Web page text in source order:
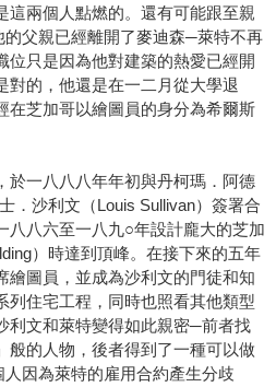
這兩個人點燃的。還有可能跟至親
父親已經離開了麥迪森─萊特不再
位只是因為他對建築的熱愛已經開
對的，他還是在一二月從大學退
在芝加哥以繪圖員的身分為希爾斯
於一八八八年年初與丹柯瑪．阿德
．沙利文（Louis Sullivan）簽署合
八八六至一八九○年設計龐大的芝加
）時達到頂峰。在接下來的五年
繪圖員，並成為沙利文的門徒和知
列住宅工程，同時也照看其他類型
利文和萊特變得如此親密─前者找
般的人物，後者得到了一種可以做
因為萊特的雇用合約產生分歧